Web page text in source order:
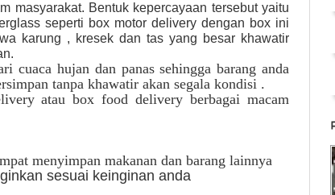
masyarakat. Bentuk kepercayaan tersebut yaitu
seperti box motor delivery dengan box ini
karung , kresek dan tas yang besar khawatir
cuaca hujan dan panas sehingga barang anda
tanpa khawatir akan segala kondisi .
atau box food delivery berbagai macam
menyimpan makanan dan barang lainnya
sesuai keinginan anda